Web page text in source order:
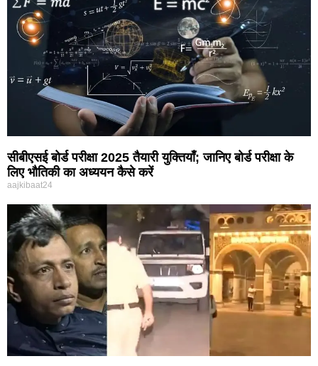
सीबीएसई बोर्ड परीक्षा 2025 तैयारी युक्तियाँ; जानिए बोर्ड परीक्षा के
लिए भौतिकी का अध्ययन कैसे करें
aajkibaat24